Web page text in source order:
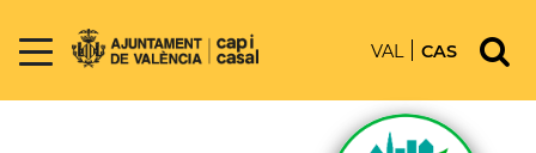
VAL CAS